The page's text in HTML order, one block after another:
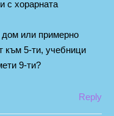
с хорарната
дом или примерно
към 5-ти, учебници
9-ти?
Reply